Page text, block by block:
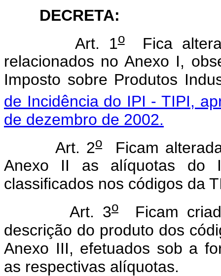
DECRETA:
Art. 1oFica
relacionados no Anexo I,
Imposto sobre Produtos
de Incidência do IPI - TIPI,
de dezembro de 2002.
Art. 2oFicam
Anexo II as alíquotas do
classificados nos códigos da
Art. 3oFicam
descrição do produto dos
Anexo III, efetuados sob a
as respectivas alíquotas.